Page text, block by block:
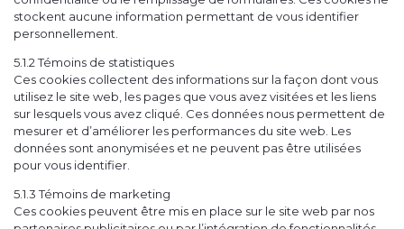
stockent aucune information permettant de vous identifier
personnellement.
5.1.2 Témoins de statistiques
Ces cookies collectent des informations sur la façon dont vous
utilisez le site web, les pages que vous avez visitées et les liens
sur lesquels vous avez cliqué. Ces données nous permettent de
mesurer et d’améliorer les performances du site web. Les
données sont anonymisées et ne peuvent pas être utilisées
pour vous identifier.
5.1.3 Témoins de marketing
Ces cookies peuvent être mis en place sur le site web par nos